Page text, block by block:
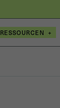
RESSOURCEN +